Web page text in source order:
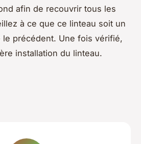
afin de recouvrir tous les
à ce que ce linteau soit un
le précédent. Une fois vérifié,
installation du linteau.